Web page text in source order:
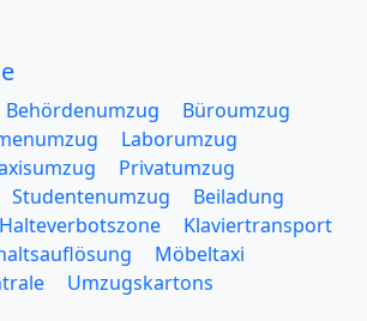
Behördenumzug
Büroumzug
Laborumzug
Privatumzug
Studentenumzug
Beiladung
Halteverbotszone
Klaviertransport
Möbeltaxi
Umzugskartons